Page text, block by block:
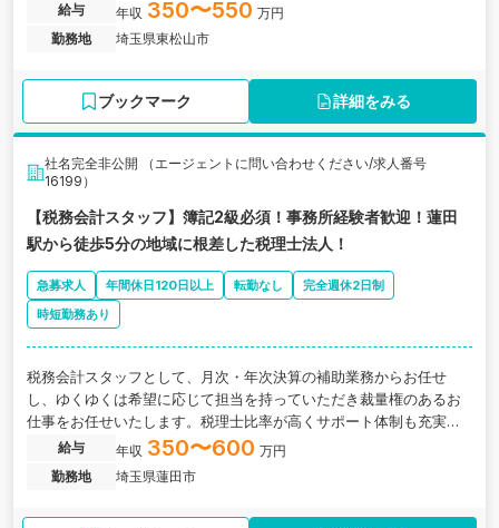
給与 年収 350〜550 万円
勤務地
埼玉県東松山市
ブックマーク 詳細をみる
社名完全非公開 （エージェントに問い合わせください/求人番号
16199）
【税務会計スタッフ】簿記2級必須！事務所経験者歓迎！蓮田
駅から徒歩5分の地域に根差した税理士法人！
急募求人 年間休日120日以上 転勤なし
完全週休2日制
時短勤務あり
税務会計スタッフとして、月次・年次決算の補助業務からお任せ
し、ゆくゆくは希望に応じて担当を持っていただき裁量権のあるお
仕事をお任せいたします。税理士比率が高くサポート体制も充実し
ており安心して就業できる税理士法人です♪
給与 年収 350〜600 万円
勤務地
埼玉県蓮田市